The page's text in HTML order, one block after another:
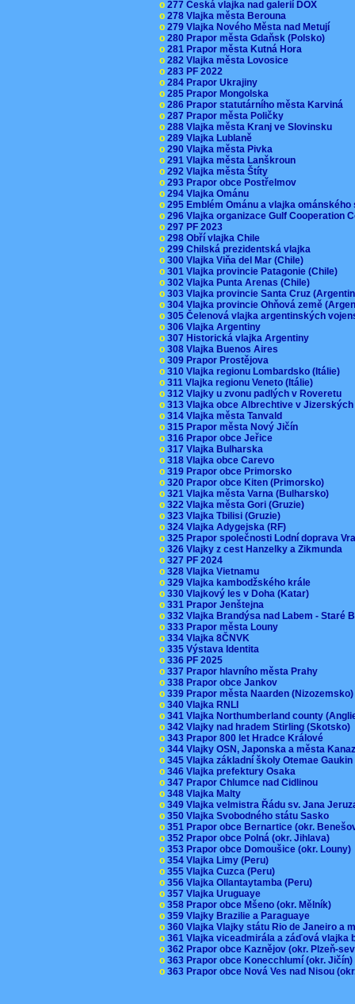
o 277 Česká vlajka nad galerií DOX
o 278 Vlajka města Berouna
o 279 Vlajka Nového Města nad Metují
o 280 Prapor města Gdaňsk (Polsko)
o 281 Prapor města Kutná Hora
o 282 Vlajka města Lovosice
o 283 PF 2022
o 284 Prapor Ukrajiny
o 285 Prapor Mongolska
o 286 Prapor statutárního města Karviná
o 287 Prapor města Poličky
o 288 Vlajka města Kranj ve Slovinsku
o 289 Vlajka Lublaně
o 290 Vlajka města Pivka
o 291 Vlajka města Lanškroun
o 292 Vlajka města Štíty
o 293 Prapor obce Postřelmov
o 294 Vlajka Ománu
o 295 Emblém Ománu a vlajka
o 296 Vlajka organizace Gulf Cooperation
o 297 PF 2023
o 298 Obří vlajka Chile
o 299 Chilská prezidentská vlajka
o 300 Vlajka Viňa del Mar (Chile)
o 301 Vlajka provincie Patagonie (Chile)
o 302 Vlajka Punta Arenas (Chile)
o 303 Vlajka provincie Santa Cruz
o 304 Vlajka provincie Ohňová země
o 305 Čelenová vlajka argentinských
o 306 Vlajka Argentiny
o 307 Historická vlajka Argentiny
o 308 Vlajka Buenos Aires
o 309 Prapor Prostějova
o 310 Vlajka regionu Lombardsko (Itálie)
o 311 Vlajka regionu Veneto (Itálie)
o 312 Vlajky u zvonu padlých v Roveretu
o 313 Vlajka obce Albrechtive v
o 314 Vlajka města Tanvald
o 315 Prapor města Nový Jičín
o 316 Prapor obce Jeřice
o 317 Vlajka Bulharska
o 318 Vlajka obce Carevo
o 319 Prapor obce Primorsko
o 320 Prapor obce Kiten (Primorsko)
o 321 Vlajka města Varna (Bulharsko)
o 322 Vlajka města Gori (Gruzie)
o 323 Vlajka Tbilisi (Gruzie)
o 324 Vlajka Adygejska (RF)
o 325 Prapor společnosti Lodní doprava
o 326 Vlajky z cest Hanzelky a Zikmunda
o 327 PF 2024
o 328 Vlajka Vietnamu
o 329 Vlajka kambodžského krále
o 330 Vlajkový les v Doha (Katar)
o 331 Prapor Jenštejna
o 332 Vlajka Brandýsa nad Labem - Staré
o 333 Prapor města Louny
o 334 Vlajka 8ČNVK
o 335 Výstava Identita
o 336 PF 2025
o 337 Prapor hlavního města Prahy
o 338 Prapor obce Jankov
o 339 Prapor města Naarden
o 340 Vlajka RNLI
o 341 Vlajka Northumberland county
o 342 Vlajky nad hradem Stirling (Skotsko)
o 343 Prapor 800 let Hradce Králové
o 344 Vlajky OSN, Japonska a města
o 345 Vlajka základní školy Otemae
o 346 Vlajka prefektury Osaka
o 347 Prapor Chlumce nad Cidlinou
o 348 Vlajka Malty
o 349 Vlajka velmistra Řádu sv. Jana
o 350 Vlajka Svobodného státu Sasko
o 351 Prapor obce Bernartice (okr.
o 352 Prapor obce Polná (okr. Jihlava)
o 353 Prapor obce Domoušice (okr. Louny)
o 354 Vlajka Limy (Peru)
o 355 Vlajka Cuzca (Peru)
o 356 Vlajka Ollantaytamba (Peru)
o 357 Vlajka Uruguaye
o 358 Prapor obce Mšeno (okr. Mělník)
o 359 Vlajky Brazilie a Paraguaye
o 360 Vlajka Vlajky státu Rio de Janeiro a
o 361 Vlajka viceadmirála a záďová
o 362 Prapor obce Kaznějov (okr. Plzeň-
o 363 Prapor obce Konecchlumí (okr.
o 363 Prapor obce Nová Ves nad Nisou